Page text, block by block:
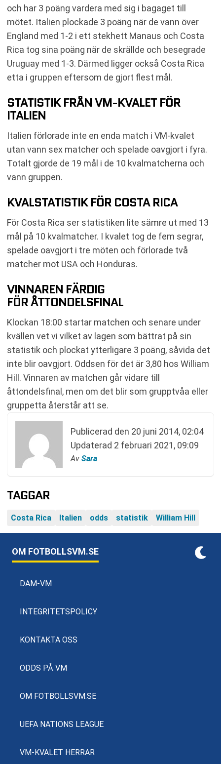
och har 3 poäng vardera med sig i bagaget till
mötet. Italien plockade 3 poäng när de vann över
England med 1-2 i ett stekhett Manaus och Costa
Rica tog sina poäng när de skrällde och besegrade
Uruguay med 1-3. Därmed ligger också Costa Rica
etta i gruppen eftersom de gjort flest mål.
STATISTIK FRÅN VM-KVALET FÖR
ITALIEN
Italien förlorade inte en enda match i VM-kvalet
utan vann sex matcher och spelade oavgjort i fyra.
Totalt gjorde de 19 mål i de 10 kvalmatcherna och
vann gruppen.
KVALSTATISTIK FÖR COSTA RICA
För Costa Rica ser statistiken lite sämre ut med 13
mål på 10 kvalmatcher. I kvalet tog de fem segrar,
spelade oavgjort i tre möten och förlorade två
matcher mot USA och Honduras.
VINNAREN FÄRDIG
FÖR ÅTTONDELSFINAL
Klockan 18:00 startar matchen och senare under
kvällen vet vi vilket av lagen som bättrat på sin
statistik och plockat ytterligare 3 poäng, såvida det
inte blir oavgjort. Oddsen för det är 3,80 hos William
Hill. Vinnaren av matchen går vidare till
åttondelsfinal, men om det blir som grupptvåa eller
gruppetta återstår att se.
Publicerad den 20 juni 2014, 02:04
Updaterad 2 februari 2021, 09:09
Av Sara
TAGGAR
Costa Rica Italien odds statistik William Hill
OM FOTBOLLSVM.SE
DAM-VM
INTEGRITETSPOLICY
KONTAKTA OSS
ODDS PÅ VM
OM FOTBOLLSVM.SE
UEFA NATIONS LEAGUE
VM-KVALET HERRAR